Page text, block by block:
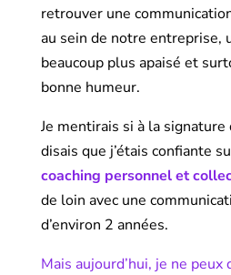
retrouver une
au sein de notre entreprise,
beaucoup plus apaisé et
bonne humeur.
Je mentirais si à la
disais que j’étais confiante
coaching personnel et
de loin avec une
d’environ 2 années.
Mais aujourd’hui, je ne